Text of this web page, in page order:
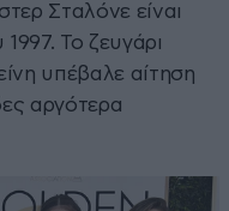
Σταλόνε είναι
Το ζευγάρι
υπέβαλε αίτηση
αργότερα